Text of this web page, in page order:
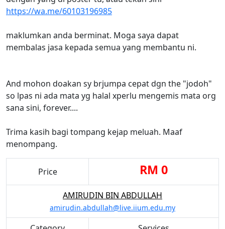
https://wa.me/60103196985
maklumkan anda berminat. Moga saya dapat
membalas jasa kepada semua yang membantu ni.
And mohon doakan sy brjumpa cepat dgn the "jodoh"
so lpas ni ada mata yg halal xperlu mengemis mata org
sana sini, forever....
Trima kasih bagi tompang kejap meluah. Maaf
menompang.
Price RM 0
AMIRUDIN BIN ABDULLAH
amirudin.abdullah@live.iium.edu.my